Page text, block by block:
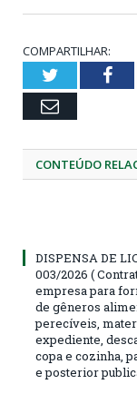
COMPARTILHAR:
Twitter
Email
CONTEÚDO
DISPENSA DE
003/2026 (
empresa para
de gêneros
perecíveis,
expediente,
copa e cozinha,
e posterior